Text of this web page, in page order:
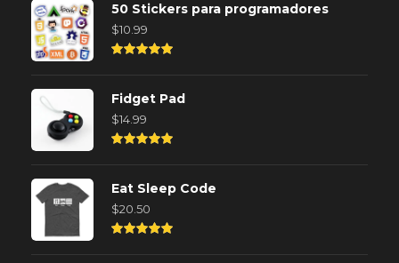
5
50 Stickers para programadores
$10.99
out of
5
Fidget Pad
$14.99
out of
5
Eat Sleep Code
$20.50